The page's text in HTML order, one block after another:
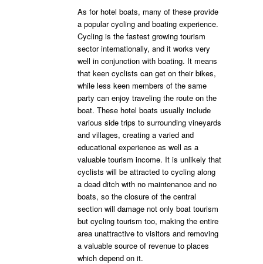
As for hotel boats, many of these provide
a popular cycling and boating experience.
Cycling is the fastest growing tourism
sector internationally, and it works very
well in conjunction with boating. It means
that keen cyclists can get on their bikes,
while less keen members of the same
party can enjoy traveling the route on the
boat. These hotel boats usually include
various side trips to surrounding vineyards
and villages, creating a varied and
educational experience as well as a
valuable tourism income. It is unlikely that
cyclists will be attracted to cycling along
a dead ditch with no maintenance and no
boats, so the closure of the central
section will damage not only boat tourism
but cycling tourism too, making the entire
area unattractive to visitors and removing
a valuable source of revenue to places
which depend on it.